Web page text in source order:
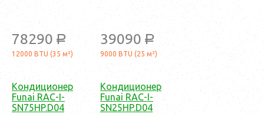
78290 a
12000 BTU (35 м²)
39090 a
9000 BTU (25 м²)
Кондиционер
Funai RAC-I-
SN75HP.D04
Кондиционер
Funai RAC-I-
SN25HP.D04